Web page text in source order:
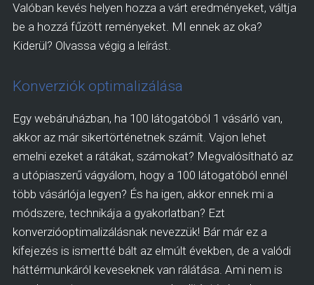
Valóban kevés helyen hozza a várt eredményeket, váltja
be a hozzá fűzött reményeket. MI ennek az oka?
Kiderül? Olvassa végig a leírást.
Konverziók optimalizálása
Egy webáruházban, ha 100 látogatóból 1 vásárló van,
akkor az már sikertörténetnek számít. Vajon lehet
emelni ezeket a rátákat, számokat? Megvalósítható az
a utópiaszerű vágyálom, hogy a 100 látogatóból ennél
több vásárlója legyen? És ha igen, akkor ennek mi a
módszere, technikája a gyakorlatban? Ezt
konverzióoptimalizálásnak nevezzük! Bár már ez a
kifejezés is ismertté bált az elmúlt években, de a valódi
háttérmunkáról keveseknek van rálátása. Ami nem is